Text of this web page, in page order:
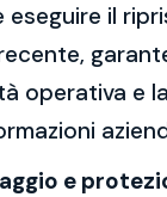
eseguire il
operativa e
e